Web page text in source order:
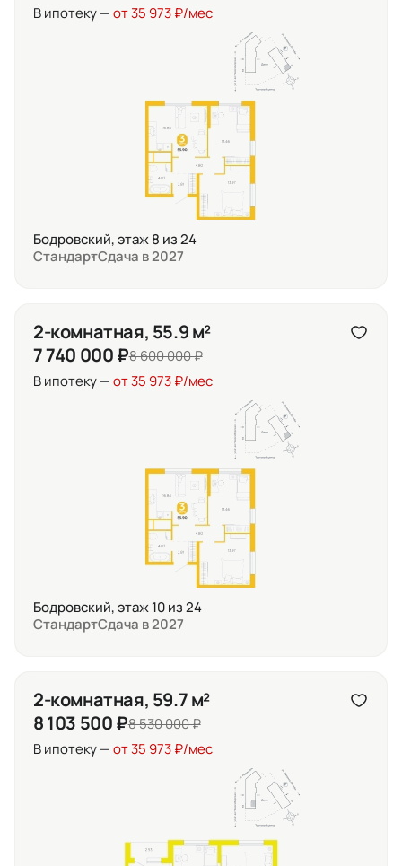
В ипотеку —от 35 973 ₽/мес
Бодровский, этаж 8 из 24
СтандартСдача в 2027
2-комнатная, 55.9 м²
7 740 000 ₽8 600 000 ₽
В ипотеку —от 35 973 ₽/мес
Бодровский, этаж 10 из 24
СтандартСдача в 2027
2-комнатная, 59.7 м²
8 103 500 ₽8 530 000 ₽
В ипотеку —от 35 973 ₽/мес